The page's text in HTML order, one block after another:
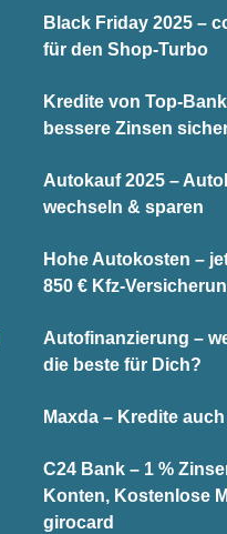
Black Friday 2025 –
für den Shop-Turbo
Kredite von Top-
bessere Zinsen
Autokauf 2025 –
wechseln & sparen
Hohe Autokosten –
850 € Kfz-
Autofinanzierung –
die beste für Dich?
Maxda – Kredite
C24 Bank – 1 %
Konten, Kostenlose
girocard